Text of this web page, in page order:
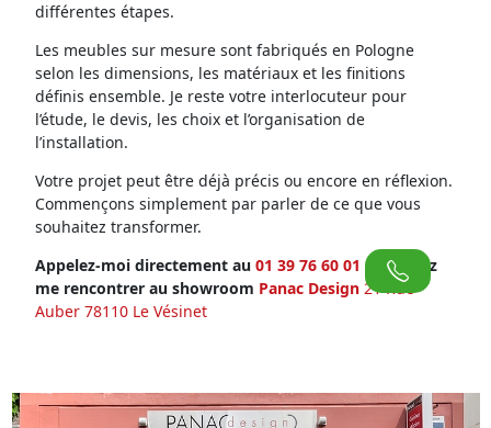
différentes étapes.
Les meubles sur mesure sont fabriqués en Pologne
selon les dimensions, les matériaux et les finitions
définis ensemble. Je reste votre interlocuteur pour
l’étude, le devis, les choix et l’organisation de
l’installation.
Votre projet peut être déjà précis ou encore en réflexion.
Commençons simplement par parler de ce que vous
souhaitez transformer.
Appelez-moi directement au 01 39 76 60 01 ou venez
me rencontrer au showroom Panac Design 21 Rue
Auber 78110 Le Vésinet